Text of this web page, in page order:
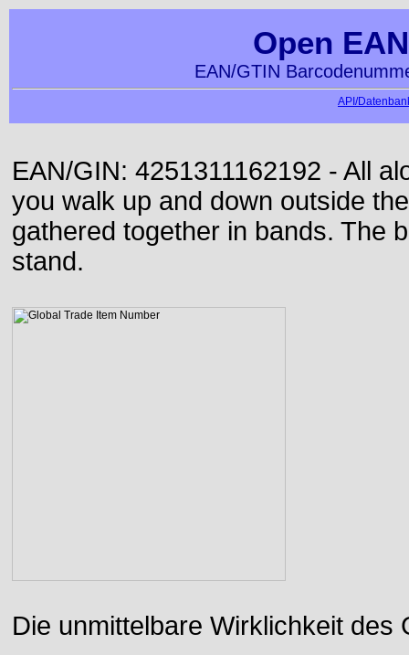
Open
EAN/GTIN
API/
EAN/GIN: 4251311162192 - All
you walk up and down outside
gathered together in bands. The
stand.
Die unmittelbare Wirklichkeit des